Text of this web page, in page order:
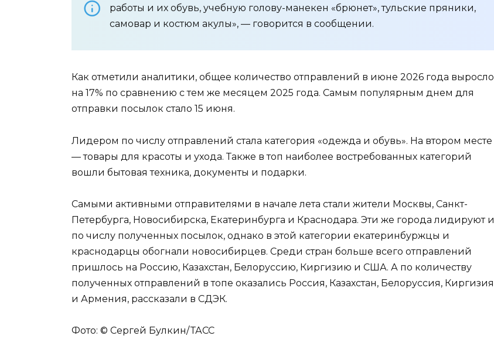
работы и их обувь, учебную голову-манекен «брюнет», тульские пряники,
самовар и костюм акулы», — говорится в сообщении.
Как отметили аналитики, общее количество отправлений в июне 2026 года выросло
на 17% по сравнению с тем же месяцем 2025 года. Самым популярным днем для
отправки посылок стало 15 июня.
Лидером по числу отправлений стала категория «одежда и обувь». На втором месте
— товары для красоты и ухода. Также в топ наиболее востребованных категорий
вошли бытовая техника, документы и подарки.
Самыми активными отправителями в начале лета стали жители Москвы, Санкт-
Петербурга, Новосибирска, Екатеринбурга и Краснодара. Эти же города лидируют и
по числу полученных посылок, однако в этой категории екатеринбуржцы и
краснодарцы обогнали новосибирцев. Среди стран больше всего отправлений
пришлось на Россию, Казахстан, Белоруссию, Киргизию и США. А по количеству
полученных отправлений в топе оказались Россия, Казахстан, Белоруссия, Киргизия
и Армения, рассказали в СДЭК.
Фото: © Сергей Булкин/ ТАСС